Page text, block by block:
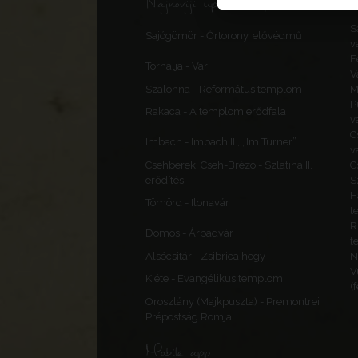
Sajógömör - Őrtorony, elővédmű
Tornalja - Vár
Szalonna - Református templom
Rakaca - A templom erődfala
Imbach - Imbach II., „Im Turner”
Csehberek, Cseh-Brézó - Szlatina II.
erődítés
Tömörd - Ilonavár
Dömös - Árpádvár
Alsócsitár - Zsibrica hegy
Kiéte - Evangélikus templom
Oroszlány (Majkpuszta) - Premontrei
Prépostság Romjai
Mobile app